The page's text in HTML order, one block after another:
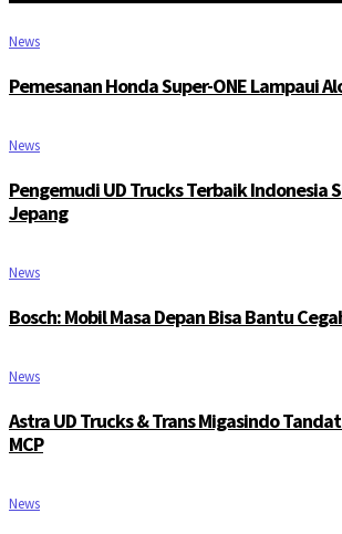
News
Pemesanan Honda Super-ONE Lampaui
News
Pengemudi UD Trucks Terbaik Indonesia
Jepang
News
Bosch: Mobil Masa Depan Bisa Bantu
News
Astra UD Trucks & Trans Migasindo
MCP
News